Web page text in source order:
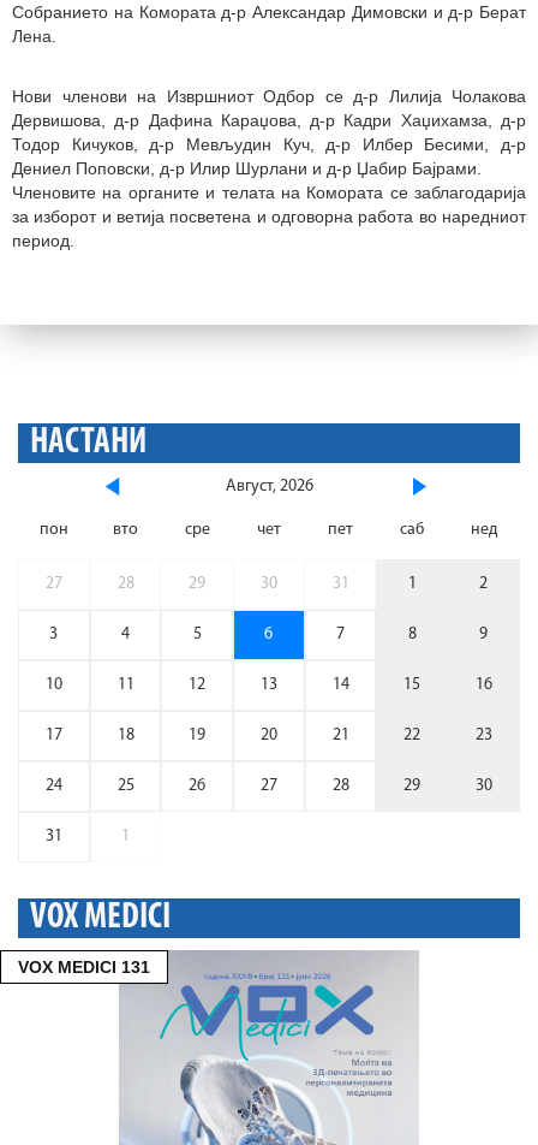
Собранието на Комората д-р Александар Димовски и д-р Берат
Лена.
Нови членови на Извршниот Одбор се д-р Лилија Чолакова
Дервишова, д-р Дафина Караџова, д-р Кадри Хаџихамза, д-р
Тодор Кичуков, д-р Мевљудин Куч, д-р Илбер Бесими, д-р
Дениел Поповски, д-р Илир Шурлани и д-р Џабир Бајрами.
Членовите на органите и телата на Комората се заблагодарија
за изборот и ветија посветена и одговорна работа во наредниот
период.
НАСТАНИ
Август, 2026
пон вто сре чет пет саб нед
27 28 29 30 31 1 2
3 4 5 6 7 8 9
10 11 12 13 14 15 16
17 18 19 20 21 22 23
24 25 26 27 28 29 30
31 1
VOX MEDICI
VOX MEDICI 131